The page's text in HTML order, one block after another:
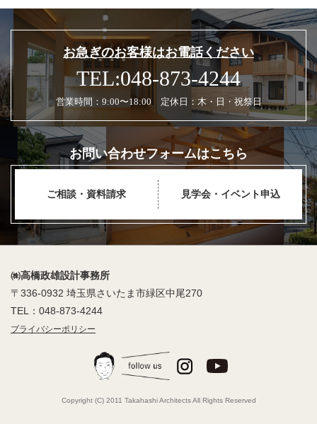
お急ぎのお客様はお電話ください
TEL:048-873-4244
営業時間：9:00〜18:00 定休日：木・日・祝祭日
お問い合わせフォームはこちら
ご相談・資料請求 見学会・イベント申込
㈱高橋政雄設計事務所
〒336-0932 埼玉県さいたま市緑区中尾270
TEL：048-873-4244
プライバシーポリシー
Copyright (C) 2011 Takahashi Architects All Rights Reserved